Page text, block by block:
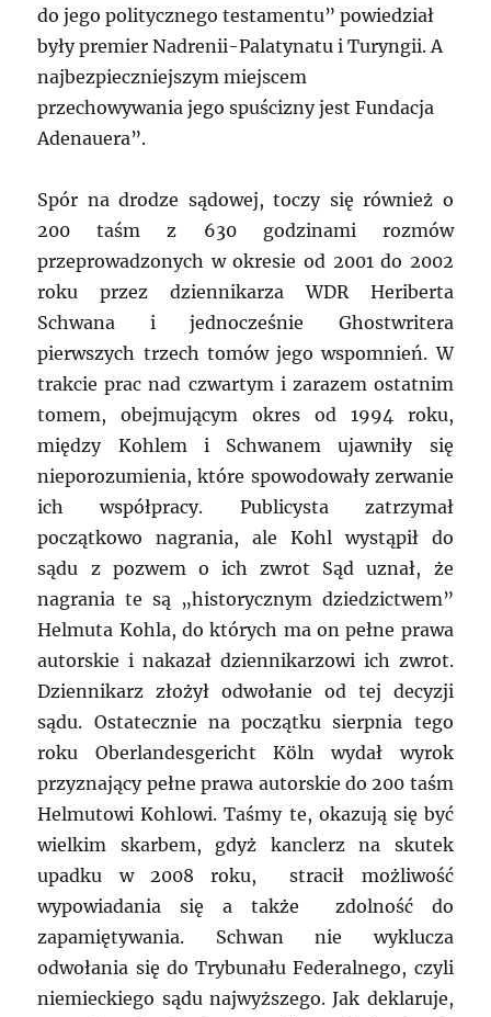
do jego politycznego testamentu” powiedział
były premier Nadrenii-Palatynatu i Turyngii. A
najbezpieczniejszym miejscem
przechowywania jego spuścizny jest Fundacja
Adenauera”.
Spór na drodze sądowej, toczy się również o
200 taśm z 630 godzinami rozmów
przeprowadzonych w okresie od 2001 do 2002
roku przez dziennikarza WDR Heriberta
Schwana i jednocześnie Ghostwritera
pierwszych trzech tomów jego wspomnień. W
trakcie prac nad czwartym i zarazem ostatnim
tomem, obejmującym okres od 1994 roku,
między Kohlem i Schwanem ujawniły się
nieporozumienia, które spowodowały zerwanie
ich współpracy. Publicysta zatrzymał
początkowo nagrania, ale Kohl wystąpił do
sądu z pozwem o ich zwrot Sąd uznał, że
nagrania te są „historycznym dziedzictwem”
Helmuta Kohla, do których ma on pełne prawa
autorskie i nakazał dziennikarzowi ich zwrot.
Dziennikarz złożył odwołanie od tej decyzji
sądu. Ostatecznie na początku sierpnia tego
roku Oberlandesgericht Köln wydał wyrok
przyznający pełne prawa autorskie do 200 taśm
Helmutowi Kohlowi. Taśmy te, okazują się być
wielkim skarbem, gdyż kanclerz na skutek
upadku w 2008 roku, stracił możliwość
wypowiadania się a także zdolność do
zapamiętywania. Schwan nie wyklucza
odwołania się do Trybunału Federalnego, czyli
niemieckiego sądu najwyższego. Jak deklaruje,